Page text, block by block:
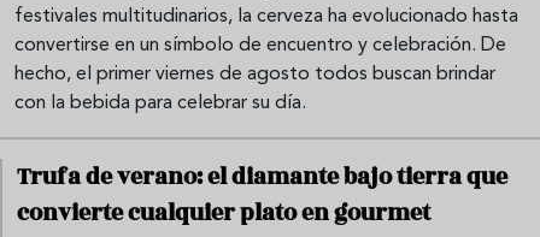
festivales multitudinarios, la cerveza ha evolucionado hasta
convertirse en un símbolo de encuentro y celebración. De
hecho, el primer viernes de agosto todos buscan brindar
con la bebida para celebrar su día.
Trufa de verano: el diamante bajo tierra que
convierte cualquier plato en gourmet